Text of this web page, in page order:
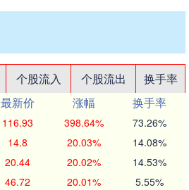
个股流入 个股流出
换手率
最新价 涨幅
换手率
116.93 398.64% 73.26%
14.8 20.03% 14.08%
20.44 20.02% 14.53%
46.72 20.01% 5.55%